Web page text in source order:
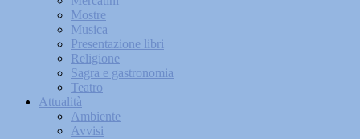
Mostre
Musica
Presentazione libri
Religione
Sagra e gastronomia
Teatro
Attualità
Ambiente
Avvisi